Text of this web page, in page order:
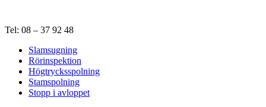
innehåll
Tel: 08 – 37 92 48
Slamsugning
Rörinspektion
Högtrycksspolning
Stamspolning
Stopp i avloppet